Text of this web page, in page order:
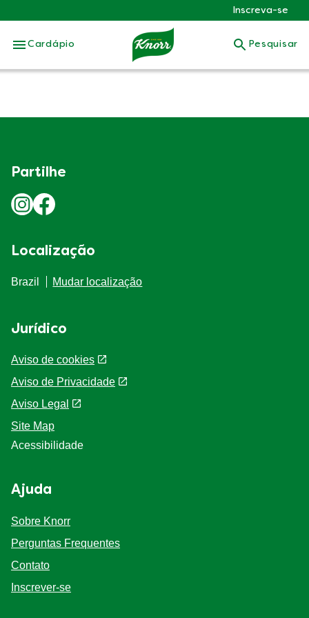
Inscreva-se
Cardápio Pesquisar
Jurídico
Aviso de cookies
Aviso de Privacidade
Aviso Legal
Site Map
Acessibilidade
Ajuda
Sobre Knorr
Perguntas Frequentes
Contato
Inscrever-se
Partilhe
Localização
Brazil Mudar localização